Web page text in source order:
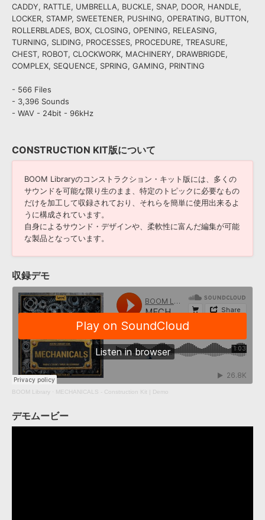
CADDY, RATTLE, UMBRELLA, BUCKLE, SNAP, DOOR, HANDLE,
LOCKER, STAMP, SWEETENER, PUSHING, OPERATING, BUTTON,
ROLLERBLADES, BOX, CLOSING, OPENING, RELEASING,
TURNING, SLIDING, PROCESSES, PROCEDURE, TREASURE,
CHEST, ROBOT, CLOCKWORK, MACHINERY, DRAWBRIGDE,
COMPLEX, SEQUENCE, SPRING, GAMING, PRINTING
- 566 Files
- 3,396 Sounds
- WAV - 24bit - 96kHz
CONSTRUCTION KIT版について
BOOM Libraryのコンストラクション・キット版には、多くの
サウンドを可能な限り生のまま、特定のトピックに必要なもの
だけを加工して収録されており、それらを簡単に使用出来るよ
うに構成されています。
自身によるサウンド・デザインや、柔軟性に富んだ編集が可能
な製品となっています。
収録デモ
BOOM Library · MECHANICALS - Construction Kit | Demo
デモムービー